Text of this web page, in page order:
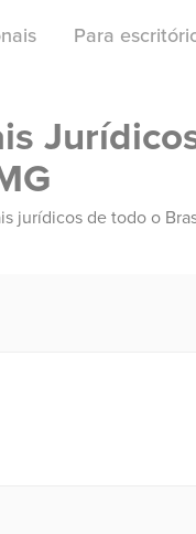
Para
jurídicos de todo o